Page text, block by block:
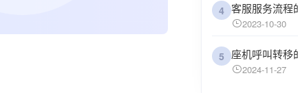
4
2023-10-30
5
2024-11-27